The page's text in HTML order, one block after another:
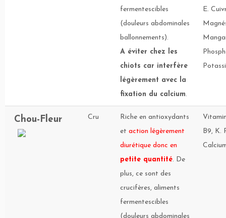
fermentescibles
(douleurs abdominales
ballonnements).
A éviter chez les
chiots car interfère
légèrement avec la
fixation du calcium.
E.
Chou-Fleur Cru
Riche en antioxydants
et action légèrement
diurétique donc en
petite quantité. De
plus, ce sont des
crucifères, aliments
fermentescibles
(douleurs abdominales
B9, K.